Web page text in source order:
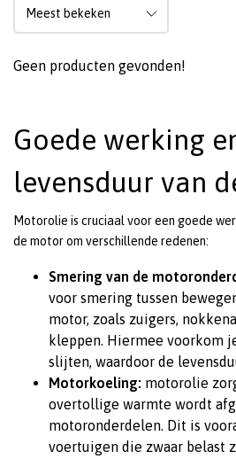
Geen producten gevonden!
Goede werking
levensduur van
Motorolie is cruciaal voor een goede
de motor om verschillende redenen:
Smering van de
voor smering tussen
motor, zoals zuigers,
kleppen. Hiermee voorkom
slijten, waardoor de
Motorkoeling: motorolie
overtollige warmte wordt
motoronderdelen. Dit is
voertuigen die zwaar belast